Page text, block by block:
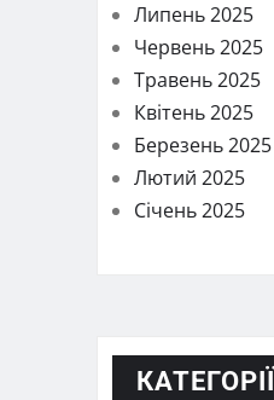
Липень 2025
Червень 2025
Травень 2025
Квітень 2025
Березень 2025
Лютий 2025
Січень 2025
КАТЕГОРІЇ